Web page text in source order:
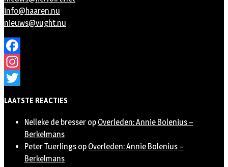
info@haaren.nu
nieuws@vught.nu
Facebook
Instagram
LAATSTE REACTIES
Nelleke de bresser op Overleden: Annie Bolenius –
Berkelmans
Peter Tuerlings op Overleden: Annie Bolenius –
Berkelmans